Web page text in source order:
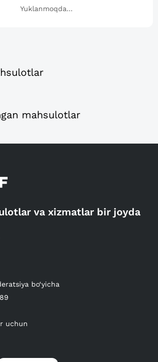
Yuklanmoqda...
mahsulotlar
va xizmatlar bir joyda
bo‘yicha
uchun